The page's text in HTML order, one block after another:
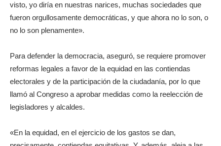
visto, yo diría en nuestras narices, muchas sociedades que
fueron orgullosamente democráticas, y que ahora no lo son, o
no lo son plenamente».
Para defender la democracia, aseguró, se requiere promover
reformas legales a favor de la equidad en las contiendas
electorales y de la participación de la ciudadanía, por lo que
llamó al Congreso a aprobar medidas como la reelección de
legisladores y alcaldes.
«En la equidad, en el ejercicio de los gastos se dan,